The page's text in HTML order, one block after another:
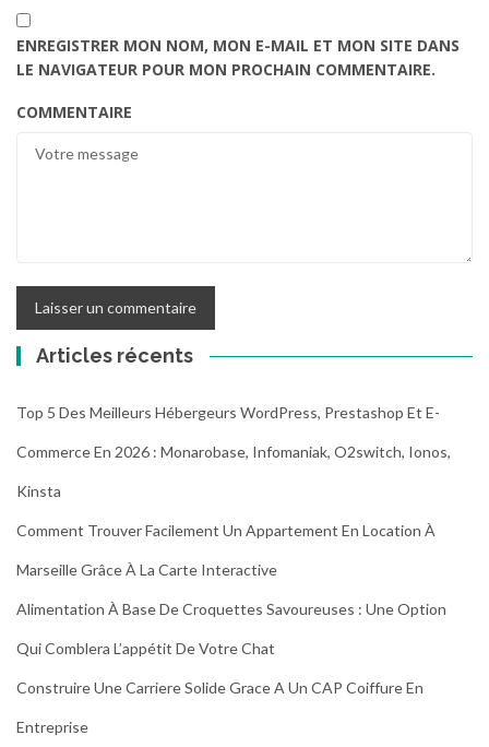
ENREGISTRER MON NOM, MON E-MAIL ET MON SITE DANS
LE NAVIGATEUR POUR MON PROCHAIN COMMENTAIRE.
COMMENTAIRE
Articles récents
Top 5 Des Meilleurs Hébergeurs WordPress, Prestashop Et E-
Commerce En 2026 : Monarobase, Infomaniak, O2switch, Ionos,
Kinsta
Comment Trouver Facilement Un Appartement En Location À
Marseille Grâce À La Carte Interactive
Alimentation À Base De Croquettes Savoureuses : Une Option
Qui Comblera L’appétit De Votre Chat
Construire Une Carriere Solide Grace A Un CAP Coiffure En
Entreprise